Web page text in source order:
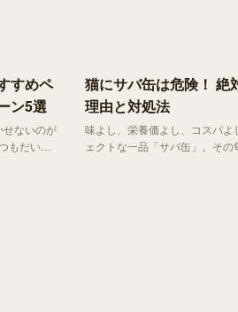
すめペ
ン5選
せないのが
猫にサバ缶は危険！ 絶
理由と対処法
味よし、栄養価よし、コスパよ
ェクトな一品「サバ缶」。その